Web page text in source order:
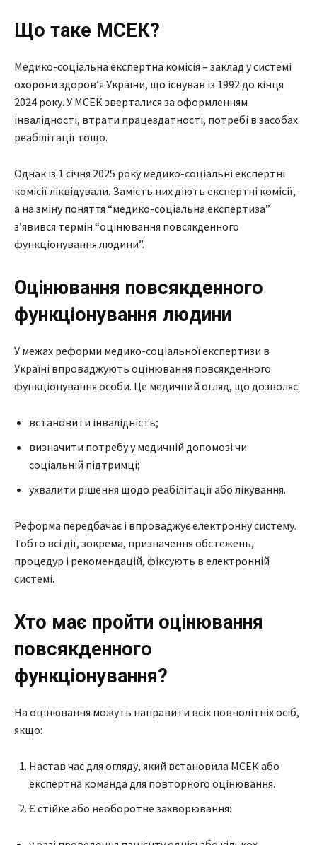
Що таке МСЕК?
Медико-соціальна експертна комісія – заклад у системі
охорони здоров’я України, що існував із 1992 до кінця
2024 року. У МСЕК зверталися за оформленням
інвалідності, втрати працездатності, потребі в засобах
реабілітації тощо.
Однак із 1 січня 2025 року медико-соціальні експертні
комісії ліквідували. Замість них діють експертні комісії,
а на зміну поняття “медико-соціальна експертиза”
зʼявився термін “оцінювання повсякденного
функціонування людини”.
Оцінювання повсякденного
функціонування людини
У межах реформи медико-соціальної експертизи в
Україні впроваджують оцінювання повсякденного
функціонування особи. Це медичний огляд, що дозволяє:
встановити інвалідність;
визначити потребу у медичній допомозі чи
соціальній підтримці;
ухвалити рішення щодо реабілітації або лікування.
Реформа передбачає і впроваджує електронну систему.
Тобто всі дії, зокрема, призначення обстежень,
процедур і рекомендацій, фіксують в електронній
системі.
Хто має пройти оцінювання
повсякденного
функціонування?
На оцінювання можуть направити всіх повнолітніх осіб,
якщо:
Настав час для огляду, який встановила МСЕК або
експертна команда для повторного оцінювання.
Є стійке або необоротне захворювання: